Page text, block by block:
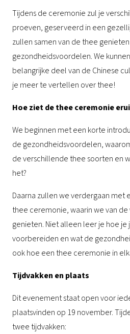
Tijdens de ceremonie zul je
proeven, geserveerd in een
zullen samen van de thee
gezondheidsvoordelen. We
belangrijke deel van de Chinese
je meer te vertellen over thee!
Hoe ziet de thee ceremonie
We beginnen met een korte
de gezondheidsvoordelen,
de verschillende thee soorten en
het?
Daarna zullen we verdergaan met
thee ceremonie, waarin we van
genieten. Niet alleen leer je hoe
voorbereiden en wat de
ook hoe een thee ceremonie in
Tijdvakken en plaats
Dit evenement staat open voor
plaatsvinden op 19 november.
twee tijdvakken: